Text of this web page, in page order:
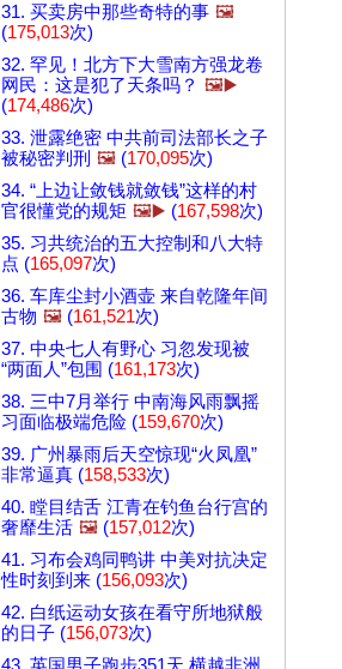
31. 买卖房中那些奇特的事 🖼️
(175,013次)
32. 罕见！北方下大雪南方强龙卷
网民：这是犯了天条吗？ 🖼️▶️
(174,486次)
33. 泄露绝密 中共前司法部长之子
被秘密判刑 🖼️ (170,095次)
34. “上边让敛钱就敛钱”这样的村
官很懂党的规矩 🖼️▶️ (167,598次)
35. 习共统治的五大控制和八大特
点 (165,097次)
36. 车库尘封小酒壶 来自乾隆年间
古物 🖼️ (161,521次)
37. 中央七人有野心 习忽发现被
“两面人”包围 (161,173次)
38. 三中7月举行 中南海风雨飘摇
习面临极端危险 (159,670次)
39. 广州暴雨后天空惊现“火凤凰”
非常逼真 (158,533次)
40. 瞠目结舌 江青在钓鱼台行宫的
奢靡生活 🖼️ (157,012次)
41. 习布会鸡同鸭讲 中美对抗决定
性时刻到来 (156,093次)
42. 白纸运动女孩在看守所地狱般
的日子 (156,073次)
43. 英国男子跑步351天 横越非洲